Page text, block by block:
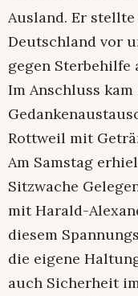
Ausland. Er
Deutschland vor
gegen Sterbehilfe
Im Anschluss
Rottweil mit
Am Samstag
Sitzwache
mit Harald-
diesem
die eigene
auch Sicherheit